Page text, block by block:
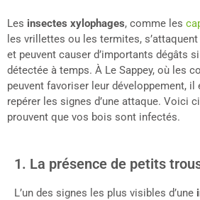
Les insectes xylophages, comme les
les vrillettes ou les termites, s’attaquent
et peuvent causer d’importants dégâts
détectée à temps. À Le Sappey, où les
peuvent favoriser leur développement,
repérer les signes d’une attaque. Voici
prouvent que vos bois sont infectés.
1. La présence de petits
L’un des signes les plus visibles d’une